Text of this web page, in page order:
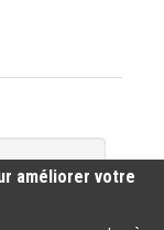
améliorer votre